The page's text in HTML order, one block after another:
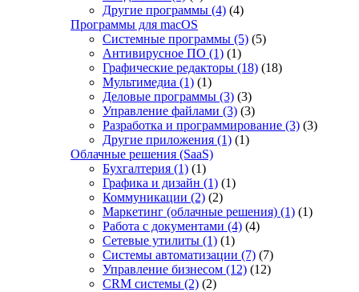
Другие программы (4) (4)
Программы для macOS
Системные программы (5) (5)
Антивирусное ПО (1) (1)
Графические редакторы (18) (18)
Мультимедиа (1) (1)
Деловые программы (3) (3)
Управление файлами (3) (3)
Разработка и программирование (3) (3)
Другие приложения (1) (1)
Облачные решения (SaaS)
Бухгалтерия (1) (1)
Графика и дизайн (1) (1)
Коммуникации (2) (2)
Маркетинг (облачные решения) (1) (1)
Работа с документами (4) (4)
Сетевые утилиты (1) (1)
Системы автоматизации (7) (7)
Управление бизнесом (12) (12)
CRM системы (2) (2)